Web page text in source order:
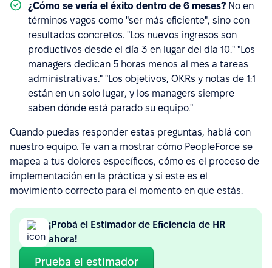
¿Cómo se vería el éxito dentro de 6 meses? No en
términos vagos como "ser más eficiente", sino con
resultados concretos. "Los nuevos ingresos son
productivos desde el día 3 en lugar del día 10." "Los
managers dedican 5 horas menos al mes a tareas
administrativas." "Los objetivos, OKRs y notas de 1:1
están en un solo lugar, y los managers siempre
saben dónde está parado su equipo."
Cuando puedas responder estas preguntas, hablá con
nuestro equipo. Te van a mostrar cómo PeopleForce se
mapea a tus dolores específicos, cómo es el proceso de
implementación en la práctica y si este es el
movimiento correcto para el momento en que estás.
¡Probá el Estimador de Eficiencia de HR
ahora!
Prueba el estimador